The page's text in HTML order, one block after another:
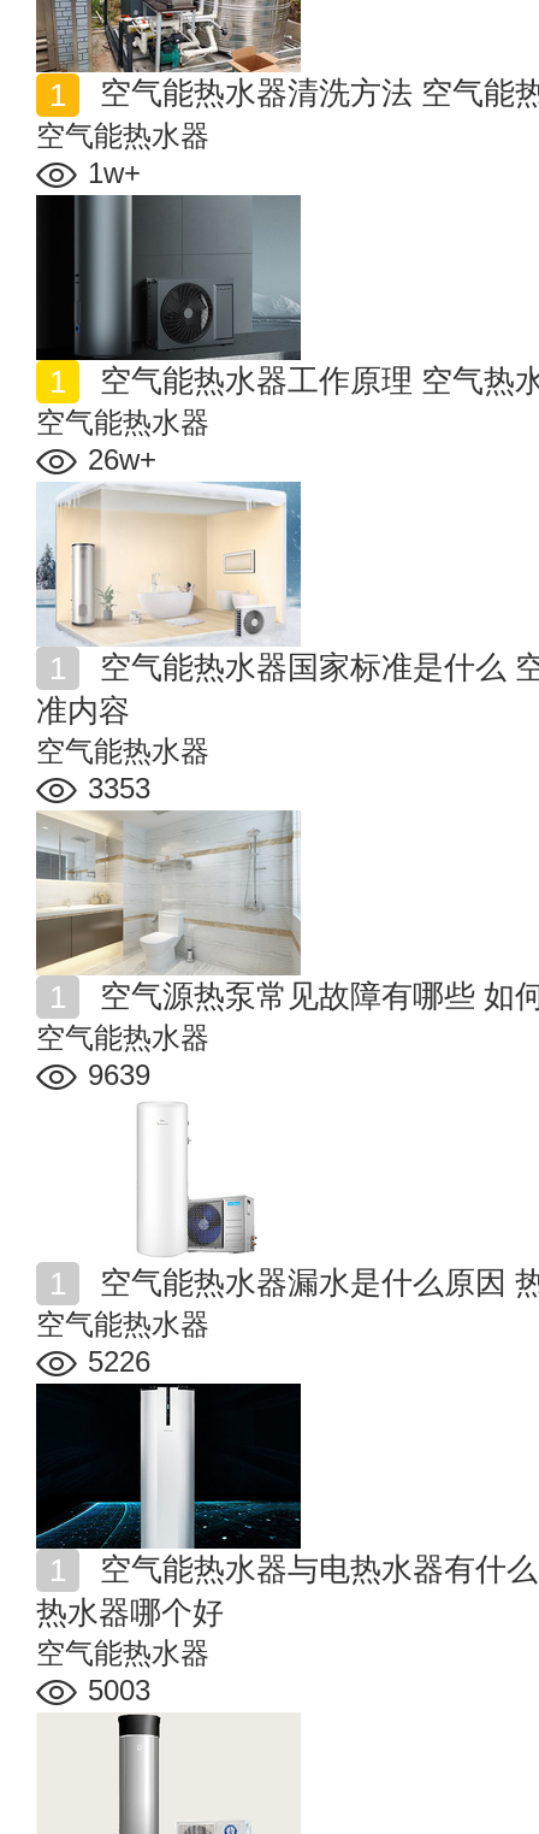
空气能热水器清洗方法 空气能
空气能热水器
1w+
空气能热水器工作原理 空气热
空气能热水器
26w+
准内容
空气能热水器
3353
空气源热泵常见故障有哪些 如
空气能热水器
9639
空气能热水器漏水是什么原因
空气能热水器
5226
热水器哪个好
空气能热水器
5003